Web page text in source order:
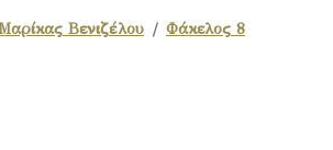
Βενιζέλου Φάκελος 8